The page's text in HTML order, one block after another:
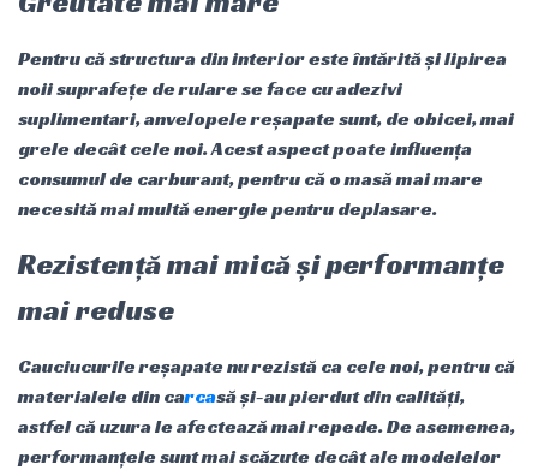
Pentru că structura din interior este întărită și lipirea
noii suprafețe de rulare se face cu adezivi
suplimentari, anvelopele reșapate sunt, de obicei, mai
grele decât cele noi. Acest aspect poate influența
consumul de carburant, pentru că o masă mai mare
necesită mai multă energie pentru deplasare.
Rezistență mai mică și performanțe
mai reduse
Cauciucurile reșapate nu rezistă ca cele noi, pentru că
materialele din carcasă și-au pierdut din calități,
astfel că uzura le afectează mai repede. De asemenea,
performanțele sunt mai scăzute decât ale modelelor